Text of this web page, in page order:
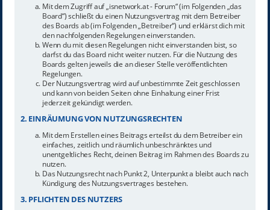
Mit dem Zugriff auf „isnetwork.at - Forum“ (im Folgenden „das
Board“) schließt du einen Nutzungsvertrag mit dem Betreiber
des Boards ab (im Folgenden „Betreiber“) und erklärst dich mit
den nachfolgenden Regelungen einverstanden.
Wenn du mit diesen Regelungen nicht einverstanden bist, so
darfst du das Board nicht weiter nutzen. Für die Nutzung des
Boards gelten jeweils die an dieser Stelle veröffentlichten
Regelungen.
Der Nutzungsvertrag wird auf unbestimmte Zeit geschlossen
und kann von beiden Seiten ohne Einhaltung einer Frist
jederzeit gekündigt werden.
2. EINRÄUMUNG VON NUTZUNGSRECHTEN
Mit dem Erstellen eines Beitrags erteilst du dem Betreiber ein
einfaches, zeitlich und räumlich unbeschränktes und
unentgeltliches Recht, deinen Beitrag im Rahmen des Boards zu
nutzen.
Das Nutzungsrecht nach Punkt 2, Unterpunkt a bleibt auch nach
Kündigung des Nutzungsvertrages bestehen.
3. PFLICHTEN DES NUTZERS